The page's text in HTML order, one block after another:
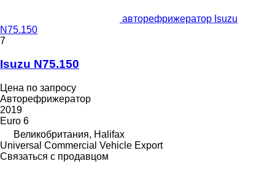
авторефрижератор Isuzu
N75.150
7
Isuzu N75.150
Цена по запросу
Авторефрижератор
2019
Euro 6
Великобритания, Halifax
Universal Commercial Vehicle Export
Связаться с продавцом